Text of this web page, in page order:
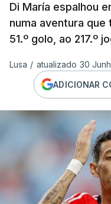
Di María espalhou
numa aventura
51.º golo, ao 217.º
Lusa / atualizado 30
ADICIONAR